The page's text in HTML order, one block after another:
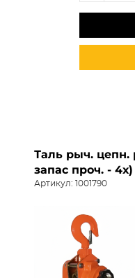
Таль рыч. цепн.
запас проч. - 4х)
Артикул: 1001790